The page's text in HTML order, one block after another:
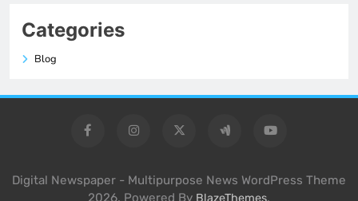
Categories
Blog
Digital Newspaper - Multipurpose News WordPress Theme
2026. Powered By BlazeThemes.